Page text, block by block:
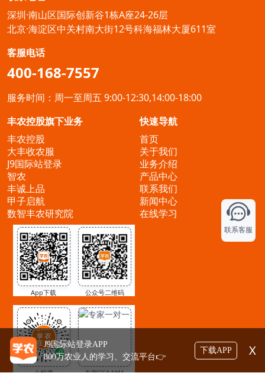
联系客服
深圳·南山区国际创新谷1栋A座24-26层
北京·海淀区中关村南大街12号科海福林大厦611室
客服电话
400-168-7557
服务时间：周一至周五 9:00-12:30,14:00-18:00
丰农控股旗下业务
丰农控股
大丰收农服
J9国际站登录
智农
丰诚上品
甲子启航
数智丰农研究院
快速导航
首页
关于我们
业务介绍
产品中心
联系我们
新闻中心
在线学习
App下载 公众号二维码
小程序 专家问诊1对1
J9国际站登录APP
800万农业人的学习、交流平台👉
下载APP X